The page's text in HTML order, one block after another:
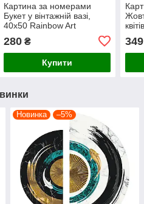
Картина за номерами
Букет у вінтажній вазі,
40х50 Rainbow Art
280₴
Купити
349
Новинка –5%